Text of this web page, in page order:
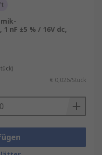
nF ±5 % / 16V dc,
€ 0,026/Stück